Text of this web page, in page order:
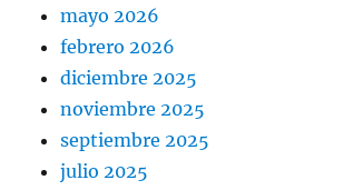
mayo 2026
febrero 2026
diciembre 2025
noviembre 2025
septiembre 2025
julio 2025